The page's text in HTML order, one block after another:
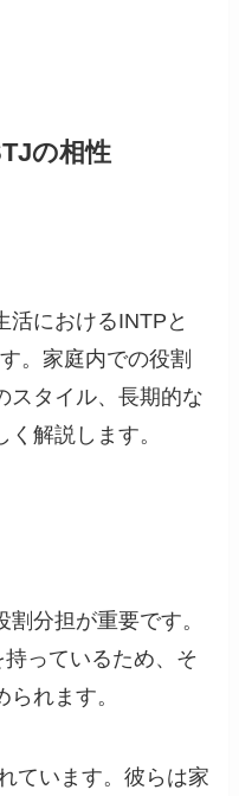
の相性
活におけるINTPと
。家庭内での役割
スタイル、長期的な
解説します。
分担が重要です。
っているため、そ
れます。
ています。彼らは家